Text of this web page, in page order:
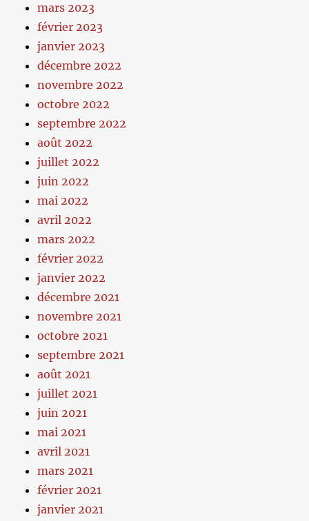
mars 2023
février 2023
janvier 2023
décembre 2022
novembre 2022
octobre 2022
septembre 2022
août 2022
juillet 2022
juin 2022
mai 2022
avril 2022
mars 2022
février 2022
janvier 2022
décembre 2021
novembre 2021
octobre 2021
septembre 2021
août 2021
juillet 2021
juin 2021
mai 2021
avril 2021
mars 2021
février 2021
janvier 2021